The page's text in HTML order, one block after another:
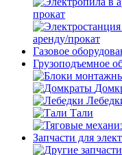
прокат
аренду/прокат
Газовое
Грузоподъемное
Тали
Запчасти для